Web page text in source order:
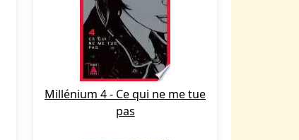
Millénium 4 - Ce qui ne me tue
pas